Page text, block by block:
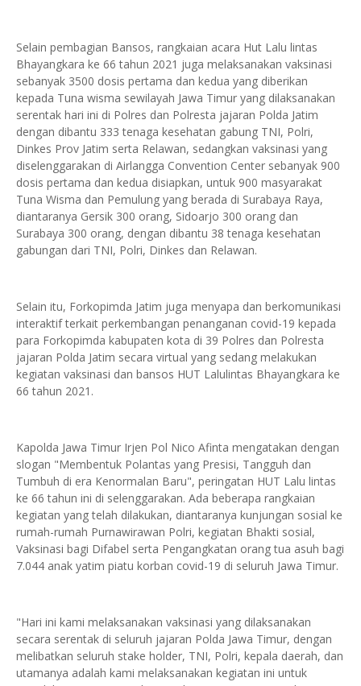
Selain pembagian Bansos, rangkaian acara Hut Lalu lintas
Bhayangkara ke 66 tahun 2021 juga melaksanakan vaksinasi
sebanyak 3500 dosis pertama dan kedua yang diberikan
kepada Tuna wisma sewilayah Jawa Timur yang dilaksanakan
serentak hari ini di Polres dan Polresta jajaran Polda Jatim
dengan dibantu 333 tenaga kesehatan gabung TNI, Polri,
Dinkes Prov Jatim serta Relawan, sedangkan vaksinasi yang
diselenggarakan di Airlangga Convention Center sebanyak 900
dosis pertama dan kedua disiapkan, untuk 900 masyarakat
Tuna Wisma dan Pemulung yang berada di Surabaya Raya,
diantaranya Gersik 300 orang, Sidoarjo 300 orang dan
Surabaya 300 orang, dengan dibantu 38 tenaga kesehatan
gabungan dari TNI, Polri, Dinkes dan Relawan.
Selain itu, Forkopimda Jatim juga menyapa dan berkomunikasi
interaktif terkait perkembangan penanganan covid-19 kepada
para Forkopimda kabupaten kota di 39 Polres dan Polresta
jajaran Polda Jatim secara virtual yang sedang melakukan
kegiatan vaksinasi dan bansos HUT Lalulintas Bhayangkara ke
66 tahun 2021.
Kapolda Jawa Timur Irjen Pol Nico Afinta mengatakan dengan
slogan "Membentuk Polantas yang Presisi, Tangguh dan
Tumbuh di era Kenormalan Baru", peringatan HUT Lalu lintas
ke 66 tahun ini di selenggarakan. Ada beberapa rangkaian
kegiatan yang telah dilakukan, diantaranya kunjungan sosial ke
rumah-rumah Purnawirawan Polri, kegiatan Bhakti sosial,
Vaksinasi bagi Difabel serta Pengangkatan orang tua asuh bagi
7.044 anak yatim piatu korban covid-19 di seluruh Jawa Timur.
"Hari ini kami melaksanakan vaksinasi yang dilaksanakan
secara serentak di seluruh jajaran Polda Jawa Timur, dengan
melibatkan seluruh stake holder, TNI, Polri, kepala daerah, dan
utamanya adalah kami melaksanakan kegiatan ini untuk